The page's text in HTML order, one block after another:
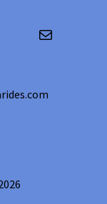
Correo electrónico